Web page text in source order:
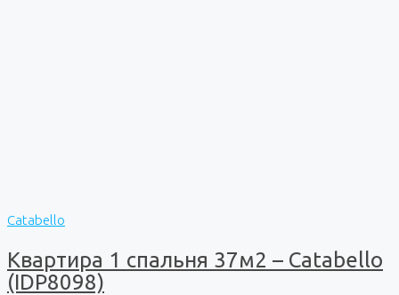
Catabello
Квартира 1 спальня 37м2 – Catabello
(IDP8098)